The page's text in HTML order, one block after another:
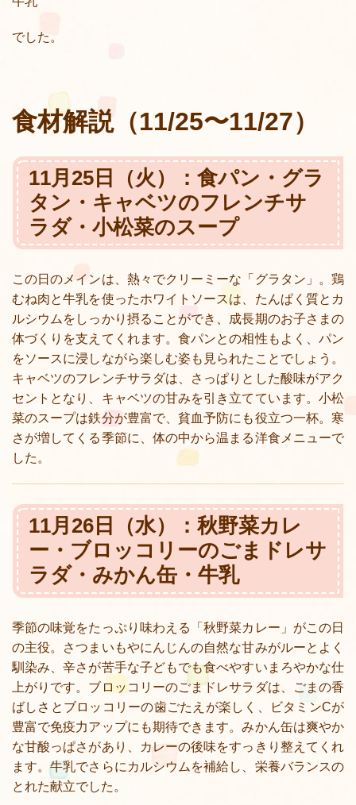
でした。
食材解説（11/25〜11/27）
11月25日（火）：食パン・グラ
タン・キャベツのフレンチサ
ラダ・小松菜のスープ
この日のメインは、熱々でクリーミーな「グラタン」。鶏
むね肉と牛乳を使ったホワイトソースは、たんぱく質とカ
ルシウムをしっかり摂ることができ、成長期のお子さまの
体づくりを支えてくれます。食パンとの相性もよく、パン
をソースに浸しながら楽しむ姿も見られたことでしょう。
キャベツのフレンチサラダは、さっぱりとした酸味がアク
セントとなり、キャベツの甘みを引き立てています。小松
菜のスープは鉄分が豊富で、貧血予防にも役立つ一杯。寒
さが増してくる季節に、体の中から温まる洋食メニューで
した。
11月26日（水）：秋野菜カレ
ー・ブロッコリーのごまドレサ
ラダ・みかん缶・牛乳
季節の味覚をたっぷり味わえる「秋野菜カレー」がこの日
の主役。さつまいもやにんじんの自然な甘みがルーとよく
馴染み、辛さが苦手な子どもでも食べやすいまろやかな仕
上がりです。ブロッコリーのごまドレサラダは、ごまの香
ばしさとブロッコリーの歯ごたえが楽しく、ビタミンCが
豊富で免疫力アップにも期待できます。みかん缶は爽やか
な甘酸っぱさがあり、カレーの後味をすっきり整えてくれ
ます。牛乳でさらにカルシウムを補給し、栄養バランスの
とれた献立でした。